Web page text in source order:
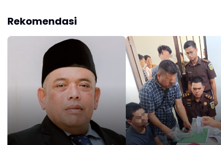
Rekomendasi